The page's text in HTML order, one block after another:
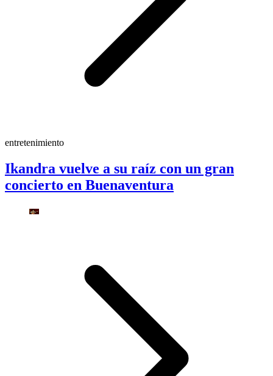
entretenimiento
Ikandra vuelve a su raíz con un gran
concierto en Buenaventura